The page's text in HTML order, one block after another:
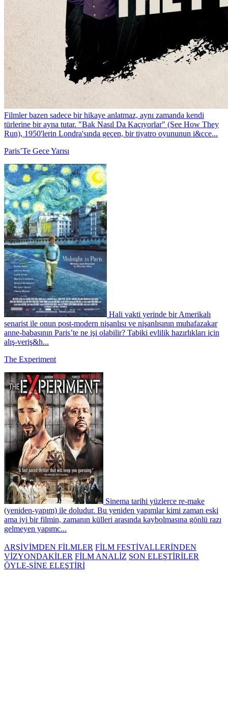
Filmler bazen sadece bir hikaye anlatmaz, aynı zamanda kendi
türlerine bir ayna tutar. "Bak Nasıl Da Kaçıyorlar" (See How They
Run), 1950'lerin Londra'sında geçen, bir tiyatro oyununun i&cce...
Paris’Te Gece Yarısı
Hali vakti yerinde bir Amerikalı
senarist ile onun post-modern nişanlısı ve nişanlısının muhafazakar
anne-babasının Paris’te ne işi olabilir? Tabiki evlilik hazırlıkları için
alış-veriş&h...
The Experiment
Sinema tarihi yüzlerce re-make
(yeniden-yapım) ile doludur. Bu yeniden yapımlar kimi zaman eski
ama iyi bir filmin, zamanın külleri arasında kaybolmasına gönlü razı
gelmeyen yapımc...
ARŞİVİMDEN FİLMLER FİLM FESTİVALLERİNDEN
VİZYONDAKİLER FİLM ANALİZ SON ELEŞTİRİLER
ÖYLE-SİNE ELEŞTİRİ